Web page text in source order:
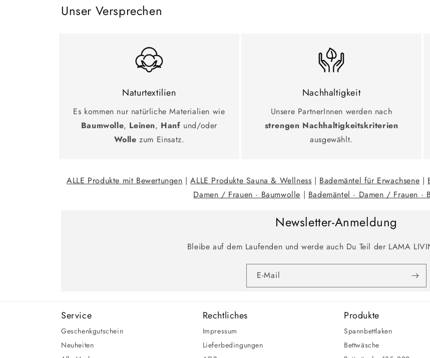
Unser Versprechen
Naturtextilien
Es kommen nur natürliche Materialien wie
Baumwolle, Leinen, Hanf und/oder
Wolle zum Einsatz.
Nachhaltigkeit
Unsere PartnerInnen werden nach
strengen Nachhaltigkeitskriterien
ausgewählt.
ALLE Produkte mit Bewertungen |ALLE Produkte Sauna & Wellness | Bademäntel für Erwachsene |
Damen / Frauen · Baumwolle | Bademäntel · Damen / Frauen ·
Newsletter-Anmeldung
Bleibe auf dem Laufenden und werde auch Du Teil der LAMA
E-Mail
Service
Geschenkgutschein
Neuheiten
Rechtliches
Impressum
Lieferbedingungen
Produkte
Spannbettlaken
Bettwäsche